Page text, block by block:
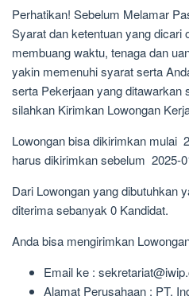
Perhatikan! Sebelum Melamar
Syarat dan ketentuan yang dicari
membuang waktu, tenaga dan
yakin memenuhi syarat serta
serta Pekerjaan yang ditawarkan
silahkan Kirimkan Lowongan
Lowongan bisa dikirimkan mulai
harus dikirimkan sebelum 2025-
Dari Lowongan yang dibutuhkan
diterima sebanyak 0 Kandidat.
Anda bisa mengirimkan
Email ke :
Alamat Perusahaan : PT.